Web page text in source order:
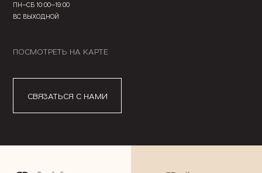
ПН—СБ 10:00—19:00
ВС ВЫХОДНОЙ
ПОСМОТРЕТЬ НА КАРТЕ
СВЯЗАТЬСЯ С НАМИ